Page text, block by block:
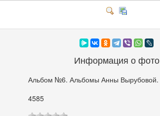
Информация о фото
Альбом №6. Альбомы Анны Вырубовой.
4585